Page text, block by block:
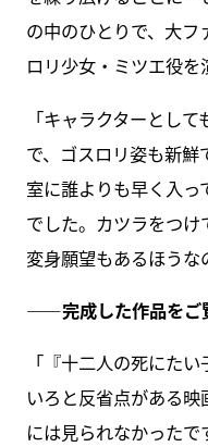
の中のひとりで、大
ロリ少女・ミツエ役を
「キャラクターとし
で、ゴスロリ姿も新
室に誰よりも早く入
でした。カツラをつ
変身願望もあるほうな
――完成した作品をご
「『十二人の死にた
いろと反省点がある
には見られなかったで